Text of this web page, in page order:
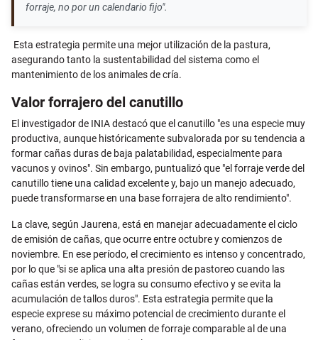
forraje, no por un calendario fijo".
Esta estrategia permite una mejor utilización de la pastura,
asegurando tanto la sustentabilidad del sistema como el
mantenimiento de los animales de cría.
Valor forrajero del canutillo
El investigador de INIA destacó que el canutillo "es una especie muy
productiva, aunque históricamente subvalorada por su tendencia a
formar cañas duras de baja palatabilidad, especialmente para
vacunos y ovinos". Sin embargo, puntualizó que "el forraje verde del
canutillo tiene una calidad excelente y, bajo un manejo adecuado,
puede transformarse en una base forrajera de alto rendimiento".
La clave, según Jaurena, está en manejar adecuadamente el ciclo
de emisión de cañas, que ocurre entre octubre y comienzos de
noviembre. En ese período, el crecimiento es intenso y concentrado,
por lo que "si se aplica una alta presión de pastoreo cuando las
cañas están verdes, se logra su consumo efectivo y se evita la
acumulación de tallos duros". Esta estrategia permite que la
especie exprese su máximo potencial de crecimiento durante el
verano, ofreciendo un volumen de forraje comparable al de una